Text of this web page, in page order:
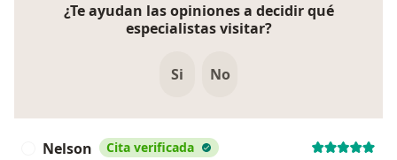
¿Te ayudan las opiniones a decidir qué
especialistas visitar?
Si No
Nelson Cita verificada